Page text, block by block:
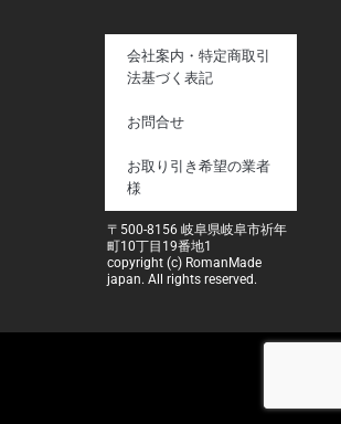
会社案内・特定商取引
法基づく表記
お問合せ
お取り引き希望の業者
様
〒500-8156 岐阜県岐阜市祈年
町10丁目19番地1
copyright (c) RomanMade
japan. All rights reserved.